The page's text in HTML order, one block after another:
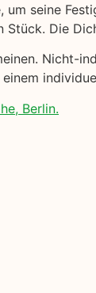
seine
Die
Nicht-
Berlin.